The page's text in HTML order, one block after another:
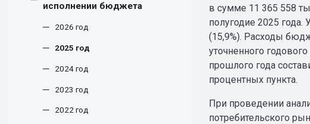
исполнении бюджета
2026 год
2025 год
2024 год
2023 год
2022 год
в сумме 11 365 558
полугодие 2025
(15,9%). Расходы
уточненного
прошлого года
процентных пункта.
При проведении
потребительского